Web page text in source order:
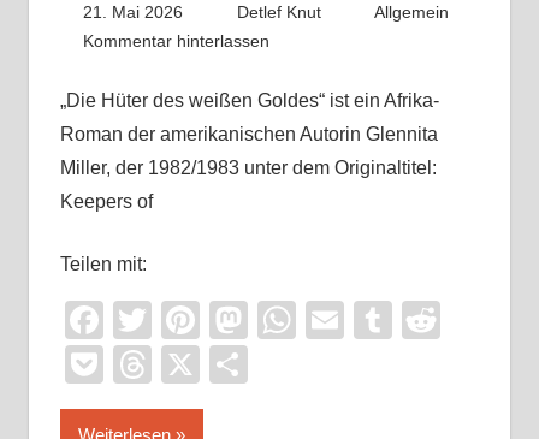
21. Mai 2026 Detlef Knut
Allgemein
Kommentar hinterlassen
„Die Hüter des weißen Goldes“ ist ein Afrika-
Roman der amerikanischen Autorin Glennita
Miller, der 1982/1983 unter dem Originaltitel:
Keepers of
Teilen mit:
Facebook
TwitterPinterest
Mastodon
WhatsApp
EmailTumblr
PocketThreads
X
Weiterlesen